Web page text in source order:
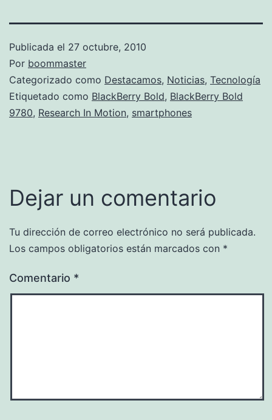
Publicada el 27 octubre, 2010
Por boommaster
Categorizado como Destacamos, Noticias, Tecnología
Etiquetado como BlackBerry Bold, BlackBerry Bold
9780, Research In Motion, smartphones
Dejar un comentario
Tu dirección de correo electrónico no será publicada.
Los campos obligatorios están marcados con *
Comentario *